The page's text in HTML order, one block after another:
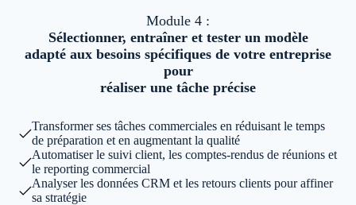
Module 4 :
Sélectionner, entraîner et tester un modèle
adapté aux besoins spécifiques de votre entreprise
pour
réaliser une tâche précise
Transformer ses tâches commerciales en réduisant le temps
de préparation et en augmentant la qualité
Automatiser le suivi client, les comptes-rendus de réunions et
le reporting commercial
Analyser les données CRM et les retours clients pour affiner
sa stratégie